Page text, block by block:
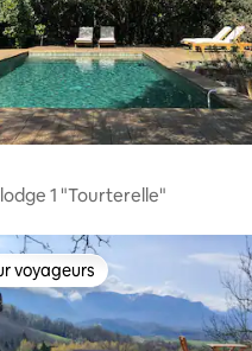
1 "Tourterelle"
les plus appréciés
voyageurs